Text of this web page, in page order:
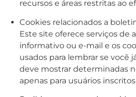
recursos e áreas restritas ao
Cookies relacionados a
Este site oferece serviços de
informativo ou e-mail e os
usados ​​para lembrar se você
deve mostrar determinadas
apenas para usuários